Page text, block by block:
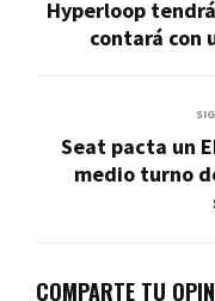
Hyperloop
contará con
Seat pacta un
medio turno
COMPARTE TU